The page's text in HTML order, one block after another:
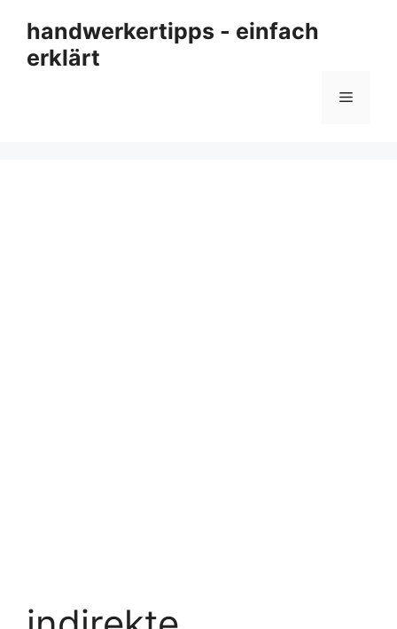
Inhalt
springen
handwerkertipps - einfach
erklärt
Menü